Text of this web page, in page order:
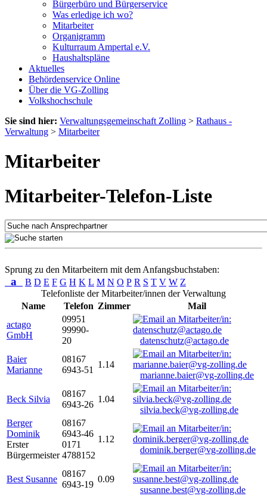
Bürgerbüro und Bürgerservice
Was erledige ich wo?
Mitarbeiter
Organigramm
Kulturraum Ampertal e.V.
Haushaltspläne
Aktuelles
Behördenservice Online
Über die VG-Zolling
Volkshochschule
Sie sind hier: Verwaltungsgemeinschaft Zolling > Rathaus -
Verwaltung > Mitarbeiter
Mitarbeiter
Mitarbeiter-Telefon-Liste
Sprung zu den Mitarbeitern mit dem Anfangsbuchstaben:
a B D E F G H K L M N O P R S T V W Z
Telefonliste der Mitarbeiter/innen der Verwaltung
Name
Telefon Zimmer
Mail
actago
GmbH
09951
99990-
20
datenschutz@actago.de
Baier
Marianne
08167
6943-51
1.14
marianne.baier@vg-zolling.de
Beck Silvia
08167
6943-26
1.04
silvia.beck@vg-zolling.de
Berger
Dominik
Erster
Bürgermeister
08167
6943-46
0171
4788152
1.12
dominik.berger@vg-zolling.de
Best Susanne
08167
6943-19
0.09
susanne.best@vg-zolling.de